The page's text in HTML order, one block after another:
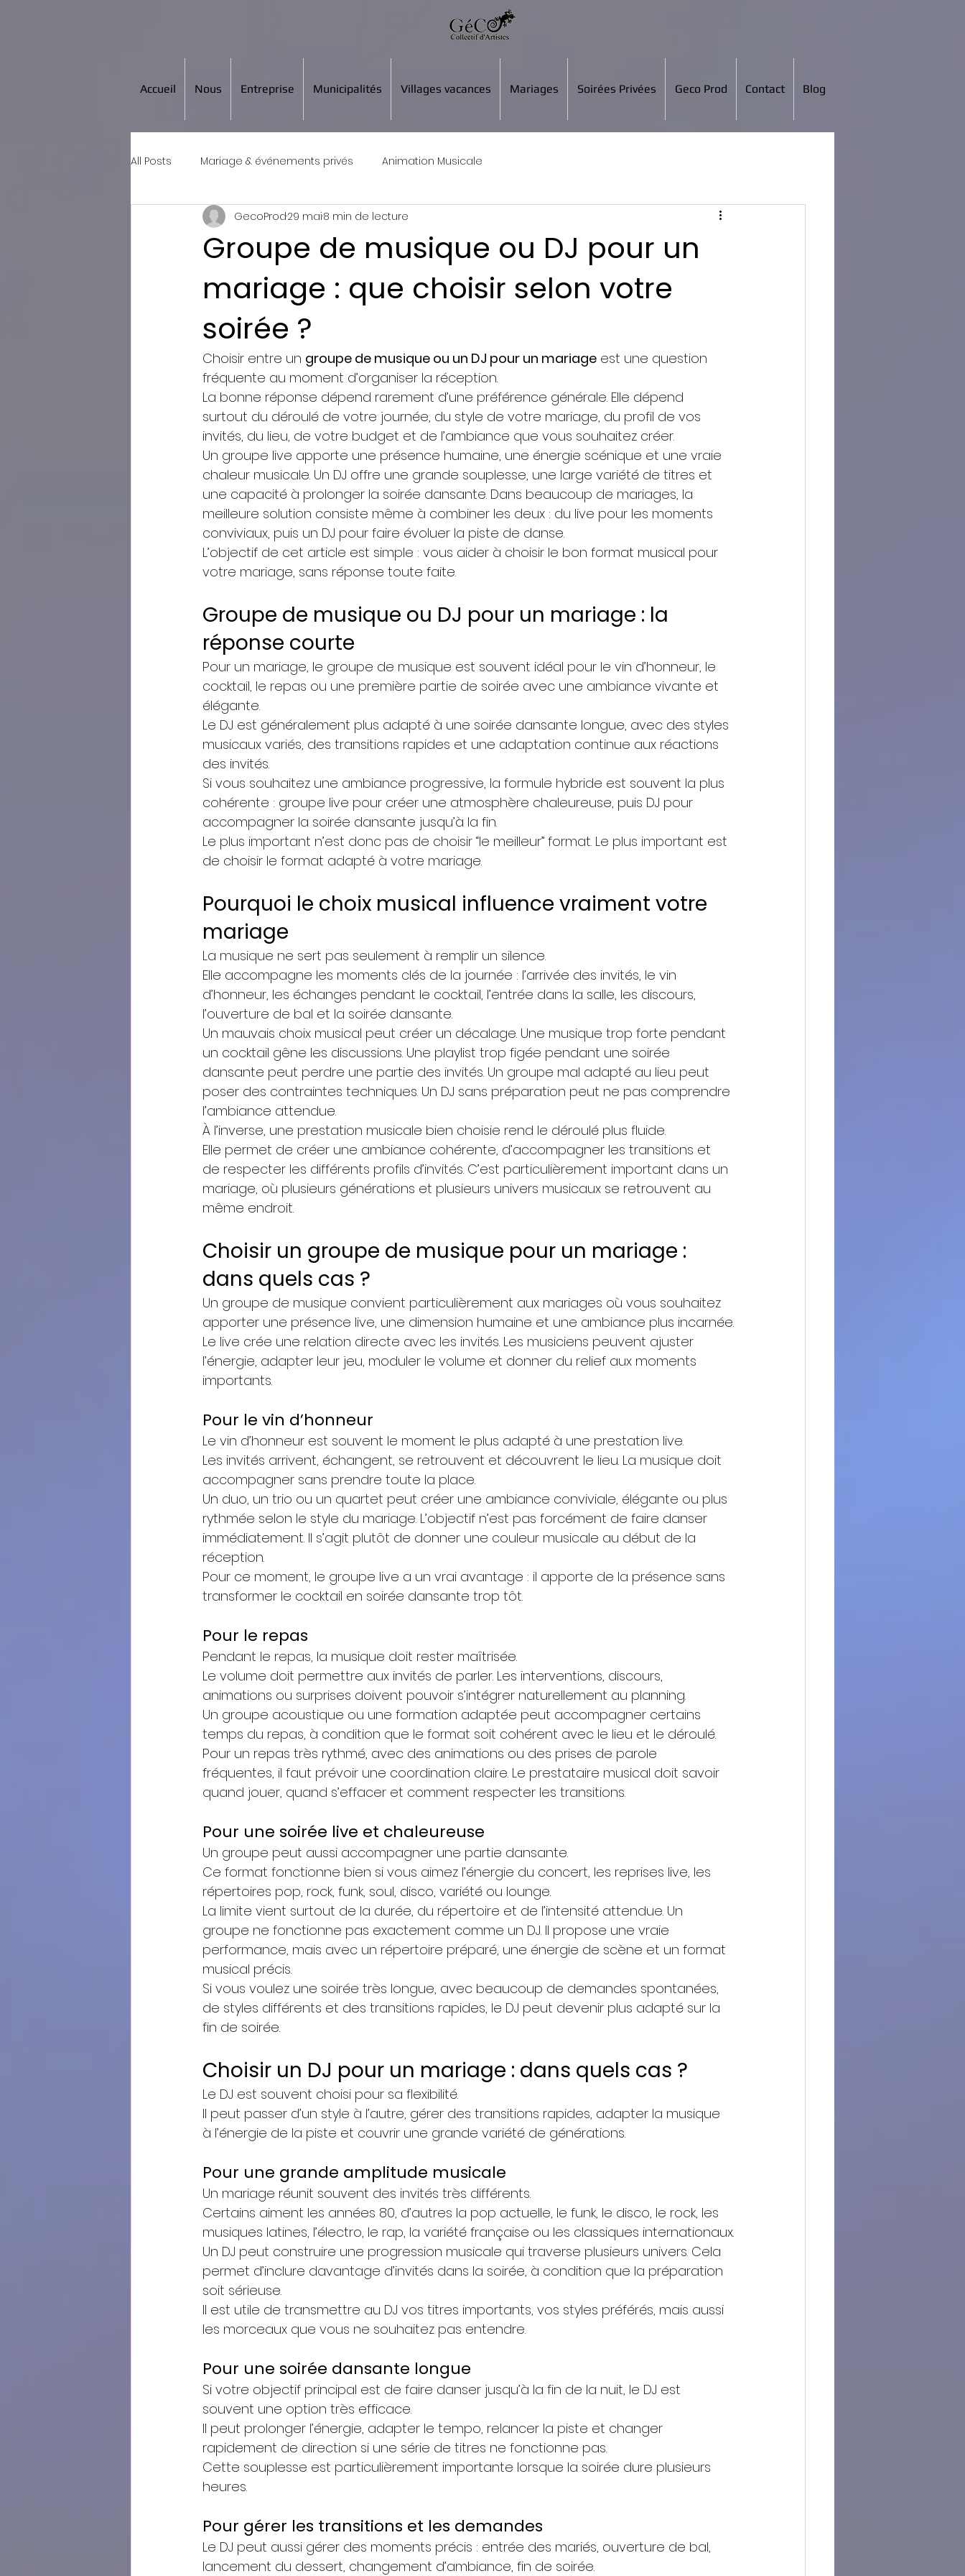
Accueil Nous Entreprise Municipalités Villages vacances Mariages Soirées Privées Geco Prod Contact Blog
All Posts Mariage & événements privés Animation Musicale
Groupe de musique ou DJ pour un
mariage : que choisir selon votre
soirée ?
GecoProd29 mai8 min de lecture
Choisir entre un groupe de musique ou un DJ pour un mariage est une question
fréquente au moment d’organiser la réception.
La bonne réponse dépend rarement d’une préférence générale. Elle dépend
surtout du déroulé de votre journée, du style de votre mariage, du profil de vos
invités, du lieu, de votre budget et de l’ambiance que vous souhaitez créer.
Un groupe live apporte une présence humaine, une énergie scénique et une vraie
chaleur musicale. Un DJ offre une grande souplesse, une large variété de titres et
une capacité à prolonger la soirée dansante. Dans beaucoup de mariages, la
meilleure solution consiste même à combiner les deux : du live pour les moments
conviviaux, puis un DJ pour faire évoluer la piste de danse.
L’objectif de cet article est simple : vous aider à choisir le bon format musical pour
votre mariage, sans réponse toute faite.
Groupe de musique ou DJ pour un mariage : la
réponse courte
Pour un mariage, le groupe de musique est souvent idéal pour le vin d’honneur, le
cocktail, le repas ou une première partie de soirée avec une ambiance vivante et
élégante.
Le DJ est généralement plus adapté à une soirée dansante longue, avec des styles
musicaux variés, des transitions rapides et une adaptation continue aux réactions
des invités.
Si vous souhaitez une ambiance progressive, la formule hybride est souvent la plus
cohérente : groupe live pour créer une atmosphère chaleureuse, puis DJ pour
accompagner la soirée dansante jusqu’à la fin.
Le plus important n’est donc pas de choisir “le meilleur” format. Le plus important est
de choisir le format adapté à votre mariage.
Pourquoi le choix musical influence vraiment votre
mariage
La musique ne sert pas seulement à remplir un silence.
Elle accompagne les moments clés de la journée : l’arrivée des invités, le vin
d’honneur, les échanges pendant le cocktail, l’entrée dans la salle, les discours,
l’ouverture de bal et la soirée dansante.
Un mauvais choix musical peut créer un décalage. Une musique trop forte pendant
un cocktail gêne les discussions. Une playlist trop figée pendant une soirée
dansante peut perdre une partie des invités. Un groupe mal adapté au lieu peut
poser des contraintes techniques. Un DJ sans préparation peut ne pas comprendre
l’ambiance attendue.
À l’inverse, une prestation musicale bien choisie rend le déroulé plus fluide.
Elle permet de créer une ambiance cohérente, d’accompagner les transitions et
de respecter les différents profils d’invités. C’est particulièrement important dans un
mariage, où plusieurs générations et plusieurs univers musicaux se retrouvent au
même endroit.
Choisir un groupe de musique pour un mariage :
dans quels cas ?
Un groupe de musique convient particulièrement aux mariages où vous souhaitez
apporter une présence live, une dimension humaine et une ambiance plus incarnée.
Le live crée une relation directe avec les invités. Les musiciens peuvent ajuster
l’énergie, adapter leur jeu, moduler le volume et donner du relief aux moments
importants.
Pour le vin d’honneur
Le vin d’honneur est souvent le moment le plus adapté à une prestation live.
Les invités arrivent, échangent, se retrouvent et découvrent le lieu. La musique doit
accompagner sans prendre toute la place.
Un duo, un trio ou un quartet peut créer une ambiance conviviale, élégante ou plus
rythmée selon le style du mariage. L’objectif n’est pas forcément de faire danser
immédiatement. Il s’agit plutôt de donner une couleur musicale au début de la
réception.
Pour ce moment, le groupe live a un vrai avantage : il apporte de la présence sans
transformer le cocktail en soirée dansante trop tôt.
Pour le repas
Pendant le repas, la musique doit rester maîtrisée.
Le volume doit permettre aux invités de parler. Les interventions, discours,
animations ou surprises doivent pouvoir s’intégrer naturellement au planning.
Un groupe acoustique ou une formation adaptée peut accompagner certains
temps du repas, à condition que le format soit cohérent avec le lieu et le déroulé.
Pour un repas très rythmé, avec des animations ou des prises de parole
fréquentes, il faut prévoir une coordination claire. Le prestataire musical doit savoir
quand jouer, quand s’effacer et comment respecter les transitions.
Pour une soirée live et chaleureuse
Un groupe peut aussi accompagner une partie dansante.
Ce format fonctionne bien si vous aimez l’énergie du concert, les reprises live, les
répertoires pop, rock, funk, soul, disco, variété ou lounge.
La limite vient surtout de la durée, du répertoire et de l’intensité attendue. Un
groupe ne fonctionne pas exactement comme un DJ. Il propose une vraie
performance, mais avec un répertoire préparé, une énergie de scène et un format
musical précis.
Si vous voulez une soirée très longue, avec beaucoup de demandes spontanées,
de styles différents et des transitions rapides, le DJ peut devenir plus adapté sur la
fin de soirée.
Choisir un DJ pour un mariage : dans quels cas ?
Le DJ est souvent choisi pour sa flexibilité.
Il peut passer d’un style à l’autre, gérer des transitions rapides, adapter la musique
à l’énergie de la piste et couvrir une grande variété de générations.
Pour une grande amplitude musicale
Un mariage réunit souvent des invités très différents.
Certains aiment les années 80, d’autres la pop actuelle, le funk, le disco, le rock, les
musiques latines, l’électro, le rap, la variété française ou les classiques internationaux.
Un DJ peut construire une progression musicale qui traverse plusieurs univers. Cela
permet d’inclure davantage d’invités dans la soirée, à condition que la préparation
soit sérieuse.
Il est utile de transmettre au DJ vos titres importants, vos styles préférés, mais aussi
les morceaux que vous ne souhaitez pas entendre.
Pour une soirée dansante longue
Si votre objectif principal est de faire danser jusqu’à la fin de la nuit, le DJ est
souvent une option très efficace.
Il peut prolonger l’énergie, adapter le tempo, relancer la piste et changer
rapidement de direction si une série de titres ne fonctionne pas.
Cette souplesse est particulièrement importante lorsque la soirée dure plusieurs
heures.
Pour gérer les transitions et les demandes
Le DJ peut aussi gérer des moments précis : entrée des mariés, ouverture de bal,
lancement du dessert, changement d’ambiance, fin de soirée.